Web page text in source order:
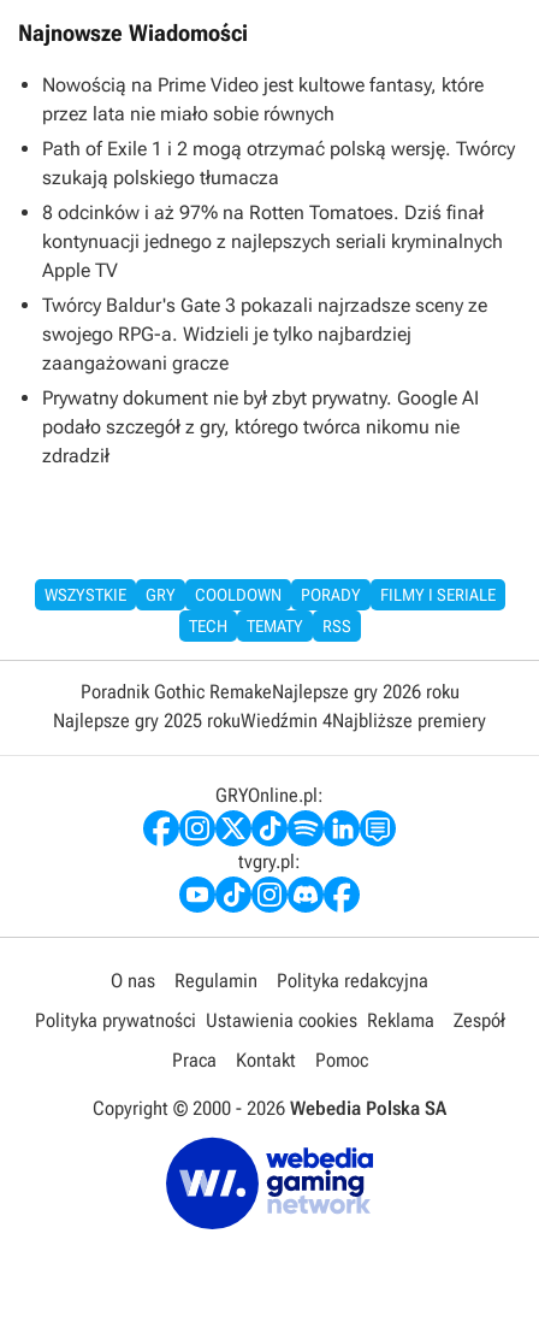
Najnowsze Wiadomości
Nowością na Prime Video jest kultowe fantasy, które
przez lata nie miało sobie równych
Path of Exile 1 i 2 mogą otrzymać polską wersję. Twórcy
szukają polskiego tłumacza
8 odcinków i aż 97% na Rotten Tomatoes. Dziś finał
kontynuacji jednego z najlepszych seriali kryminalnych
Apple TV
Twórcy Baldur's Gate 3 pokazali najrzadsze sceny ze
swojego RPG-a. Widzieli je tylko najbardziej
zaangażowani gracze
Prywatny dokument nie był zbyt prywatny. Google AI
podało szczegół z gry, którego twórca nikomu nie
zdradził
WSZYSTKIE GRY COOLDOWN PORADY
FILMY I SERIALE
TECH
TEMATY RSS
Poradnik Gothic RemakeNajlepsze gry 2026 roku
Najlepsze gry 2025 rokuWiedźmin 4Najbliższe premiery
GRYOnline.pl:
tvgry.pl:
O nas Regulamin
Polityka redakcyjna
Polityka prywatności Ustawienia cookies Reklama
Zespół
Praca
Kontakt Pomoc
Copyright © 2000 - 2026 Webedia Polska SA